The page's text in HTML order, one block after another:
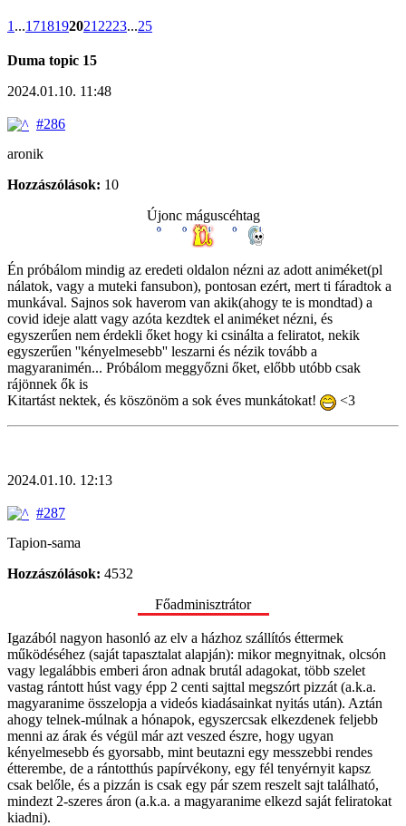
1 ...1718192021 2223...25
Duma topic 15
2024.01.10. 11:48
#286
aronik
Hozzászólások: 10
Újonc máguscéhtag
Én próbálom mindig az eredeti oldalon nézni az adott animéket(pl
nálatok, vagy a muteki fansubon), pontosan ezért, mert ti fáradtok a
munkával. Sajnos sok haverom van akik(ahogy te is mondtad) a
covid ideje alatt vagy azóta kezdtek el animéket nézni, és
egyszerűen nem érdekli őket hogy ki csinálta a feliratot, nekik
egyszerűen ''kényelmesebb'' leszarni és nézik tovább a
magyaranimén... Próbálom meggyőzni őket, előbb utóbb csak
rájönnek ők is
Kitartást nektek, és köszönöm a sok éves munkátokat!
<3
2024.01.10. 12:13
#287
Tapion-sama
Hozzászólások: 4532
Főadminisztrátor
Igazából nagyon hasonló az elv a házhoz szállítós éttermek
működéséhez (saját tapasztalat alapján): mikor megnyitnak, olcsón
vagy legalábbis emberi áron adnak brutál adagokat, több szelet
vastag rántott húst vagy épp 2 centi sajttal megszórt pizzát (a.k.a.
magyaranime összelopja a videós kiadásainkat nyitás után). Aztán
ahogy telnek-múlnak a hónapok, egyszercsak elkezdenek feljebb
menni az árak és végül már azt veszed észre, hogy ugyan
kényelmesebb és gyorsabb, mint beutazni egy messzebbi rendes
étterembe, de a rántotthús papírvékony, egy fél tenyérnyit kapsz
csak belőle, és a pizzán is csak egy pár szem reszelt sajt található,
mindezt 2-szeres áron (a.k.a. a magyaranime elkezd saját feliratokat
kiadni).